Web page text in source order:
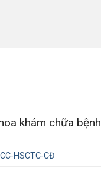
khám chữa bệnh
HSCTC-CĐ